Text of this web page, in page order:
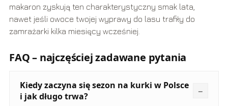
makaron zyskują ten charakterystyczny smak lata,
nawet jeśli owoce twojej wyprawy do lasu trafiły do
zamrażarki kilka miesięcy wcześniej.
FAQ – najczęściej zadawane pytania
Kiedy zaczyna się sezon na kurki w Polsce
i jak długo trwa?